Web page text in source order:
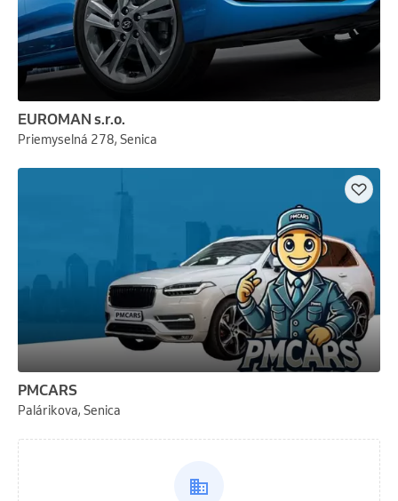
EUROMAN s.r.o.
Priemyselná 278, Senica
PMCARS
Palárikova, Senica